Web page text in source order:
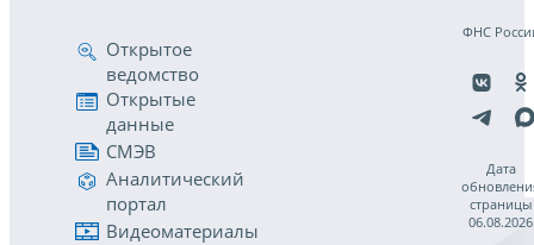
Открытое
ведомство
Открытые
данные
СМЭВ
Аналитический
портал
Видеоматериалы
ФНС
Дата
страницы
06.08.2026